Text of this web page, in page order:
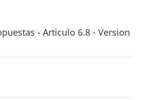
- Articulo 6.8 - Version